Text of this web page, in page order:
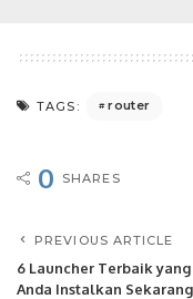
TAGS: router
0 SHARES
PREVIOUS ARTICLE
6 Launcher Terbaik
Anda Instalkan Sekarang